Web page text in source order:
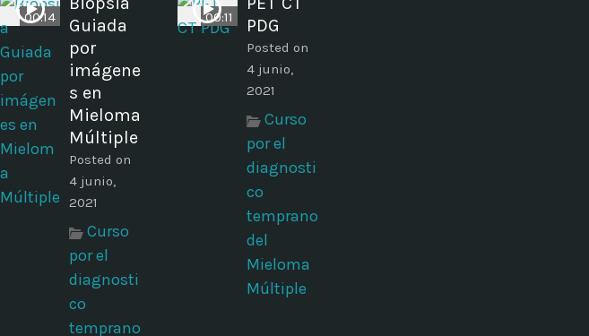
00:14
Guiada
por
imágene
s en
Mieloma
Múltiple
Posted on
4 junio,
2021
Curso
por el
diagnosti
co
temprano
00:11
PDG
Posted on
4 junio,
2021
Curso
por el
diagnosti
co
temprano
del
Mieloma
Múltiple